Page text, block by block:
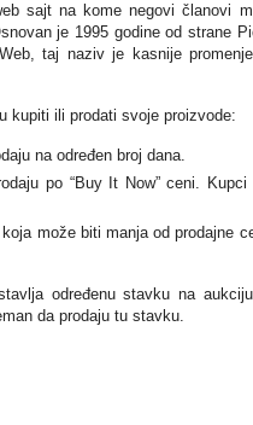
sajt na kome negovi članovi
je 1995 godine od strane
taj naziv je kasnije
kupiti ili prodati svoje proizvode:
na određen broj dana.
po “Buy It Now” ceni. Kupci
može biti manja od prodajne
određenu stavku na
da prodaju tu stavku.